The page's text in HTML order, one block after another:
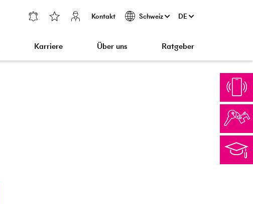
Kontakt Schweiz DE
Karriere Über uns Ratgeber